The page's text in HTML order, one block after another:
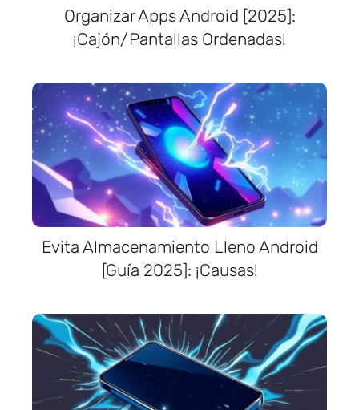
Organizar Apps Android [2025]:
¡Cajón/Pantallas Ordenadas!
Evita Almacenamiento Lleno Android
[Guía 2025]: ¡Causas!